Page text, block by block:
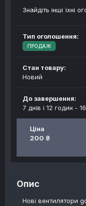
Знайдіть інші їхні
Тип оголошення:
ПРОДАЖ
Стан товару:
Новий
До завершення:
7 днів і 12 годин -
Ціна
200 ₴
Опис
Нові вентилятори